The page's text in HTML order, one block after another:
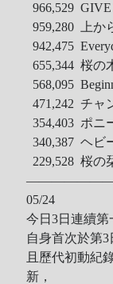
966,529
959,280 上か
942,475
655,344 桜の
568,095
471,242 チャ
354,403 ポニ
340,387 ヘビ
229,528 桜の
05/24
今日3日連續第
自身首次於第3
且歷代初動紀
新，